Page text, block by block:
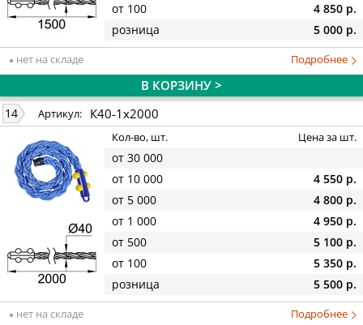
от 100
4 850 р.
розница
5 000 р.
нет на складе Подробнее
В КОРЗИНУ >
14 Артикул: К40-1х2000
Кол-во, шт. Цена за шт.
от 30 000
от 10 000
4 550 р.
от 5 000
4 800 р.
от 1 000
4 950 р.
от 500
5 100 р.
от 100
5 350 р.
розница
5 500 р.
нет на складе Подробнее